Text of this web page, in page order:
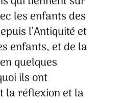
les enfants des
l’Antiquité et
enfants, et de la
quelques
ils ont
la réflexion et la